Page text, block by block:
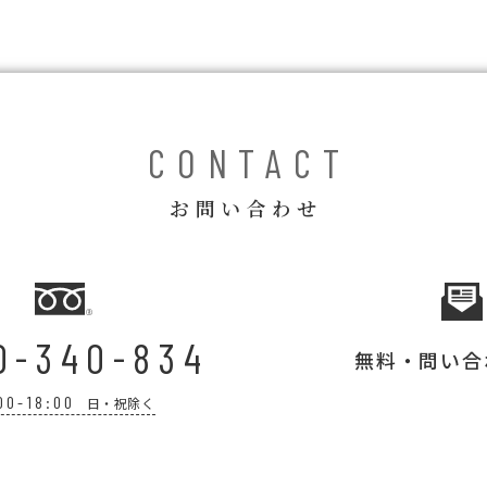
CONTACT
お問い合わせ
340-834
18:00 日・祝除く
無料・問い